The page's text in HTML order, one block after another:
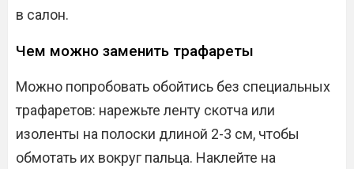
в салон.
Чем можно заменить трафареты
Можно попробовать обойтись без специальных
трафаретов: нарежьте ленту скотча или
изоленты на полоски длиной 2-3 см, чтобы
обмотать их вокруг пальца. Наклейте на